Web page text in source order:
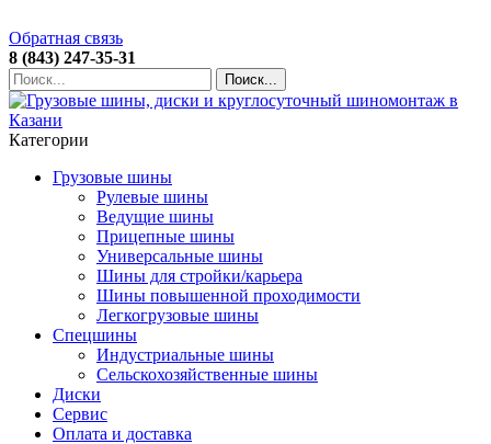
Обратная связь
8 (843) 247-35-31
Поиск...
Категории
Грузовые шины
Рулевые шины
Ведущие шины
Прицепные шины
Универсальные шины
Шины для стройки/карьера
Шины повышенной проходимости
Легкогрузовые шины
Спецшины
Индустриальные шины
Сельскохозяйственные шины
Диски
Сервис
Оплата и доставка